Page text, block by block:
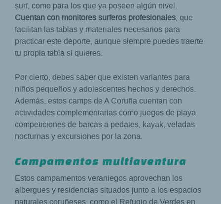
surf, como para los que ya poseen algún nivel.
Cuentan con monitores surferos profesionales, que
facilitan las tablas y materiales necesarios para
practicar este deporte, aunque siempre puedes traerte
tu propia tabla si quieres.
Por cierto, debes saber que existen variantes para
niños pequeños y adolescentes hechos y derechos.
Además, estos camps de A Coruña cuentan con
actividades complementarias como juegos de playa,
competiciones de barcas a pedales, kayak, veladas
nocturnas y excursiones por la zona.
Campamentos multiaventura
Estos campamentos veraniegos aprovechan los
albergues y residencias situados junto a los espacios
naturales coruñeses, como el Refugio de Verdes en